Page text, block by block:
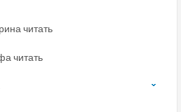
читать
читать